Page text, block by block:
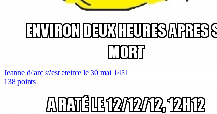
Jeanne d\'arc s\'est eteinte le 30 mai 1431
138 points